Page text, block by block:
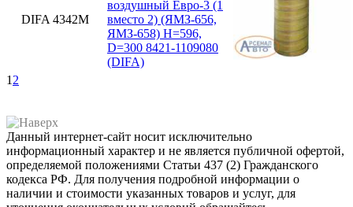
DIFA 4342М
воздушный Евро-3 (1
вместо 2) (ЯМЗ-656,
ЯМЗ-658) H=596,
D=300 8421-1109080
(DIFA)
1 2
Данный интернет-сайт носит исключительно
информационный характер и не является публичной офертой,
определяемой положениями Статьи 437 (2) Гражданского
кодекса РФ. Для получения подробной информации о
наличии и стоимости указанных товаров и услуг, для